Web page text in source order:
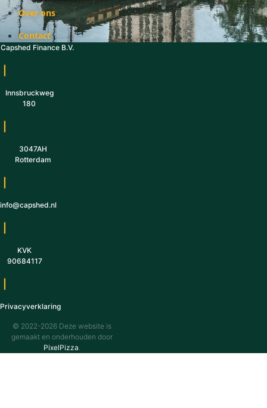
Over ons
Contact
Capshed Finance B.V.
Innsbruckweg
180
3047AH
Rotterdam
info@capshed.nl
KVK
90684117
Privacyverklaring
© 2022-2026 Deze website is
gemaakt en onderhouden door
PixelPizza